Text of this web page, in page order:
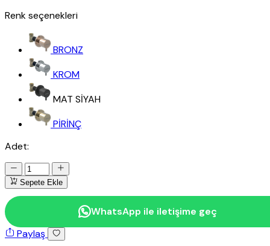
Renk seçenekleri
BRONZ
KROM
MAT SİYAH
PİRİNÇ
Adet:
Sepete Ekle
WhatsApp ile iletişime geç
Paylaş